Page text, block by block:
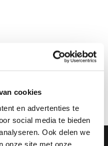
cookies
en advertenties te
social media te bieden
Ook delen we
onze site met onze
van 1